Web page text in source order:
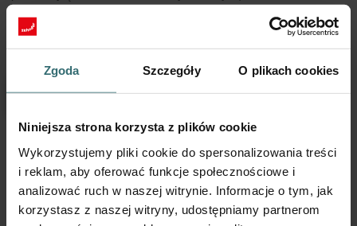
Zgoda Szczegóły O plikach cookies
Niniejsza strona korzysta z plików cookie
Wykorzystujemy pliki cookie do spersonalizowania treści
i reklam, aby oferować funkcje społecznościowe i
analizować ruch w naszej witrynie. Informacje o tym, jak
korzystasz z naszej witryny, udostępniamy partnerom
216.02
z VAT
Subskrybuj
Więcej informacji o naszym Filtra ePM1 90%
(F9)